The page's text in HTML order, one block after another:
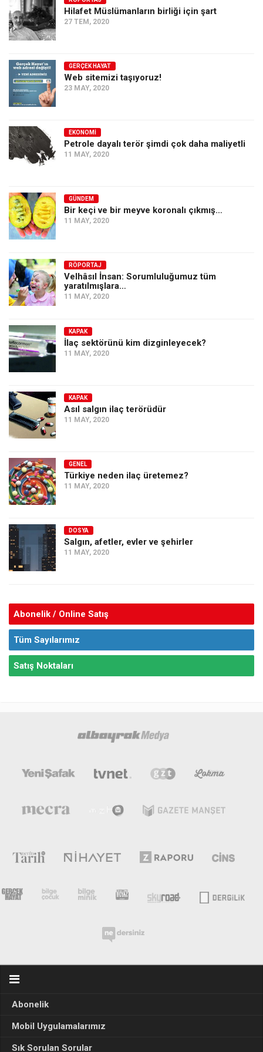
Ekonomi
Spor
Sağlık
Gıda-Beslenme
Türkiye
Siyaset
Dünya
Asya
Amerika
Avustralya
Tarih
Düşünce
Dosyalar
Hilafet Müslümanların birliği için şart
27 TEM, 2020
GERÇEK HAYAT
Web sitemizi taşıyoruz!
23 MAY, 2020
EKONOMI
Petrole dayalı terör şimdi çok daha maliyetli
11 MAY, 2020
GÜNDEM
Bir keçi ve bir meyve koronalı çıkmış…
11 MAY, 2020
RÖPORTAJ
Velhâsıl İnsan: Sorumluluğumuz tüm
yaratılmışlara…
11 MAY, 2020
KAPAK
İlaç sektörünü kim dizginleyecek?
11 MAY, 2020
KAPAK
Asıl salgın ilaç terörüdür
11 MAY, 2020
GENEL
Türkiye neden ilaç üretemez?
11 MAY, 2020
DOSYA
Salgın, afetler, evler ve şehirler
11 MAY, 2020
Abonelik / Online Satış
Tüm Sayılarımız
Satış Noktaları
Abonelik
Mobil Uygulamalarımız
Sık Sorulan Sorular